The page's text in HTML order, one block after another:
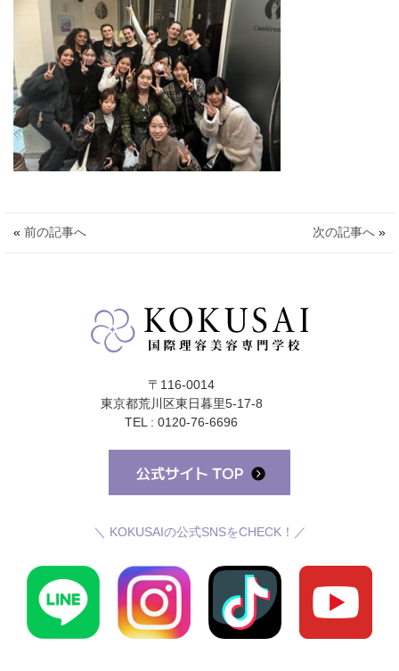
« 前の記事へ 次の記事へ »
〒116-0014
東京都荒川区東日暮里5-17-8
TEL : 0120-76-6696
＼ KOKUSAIの公式SNSをCHECK！／